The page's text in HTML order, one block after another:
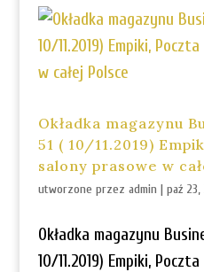
Okładka magazynu
51 ( 10/11.2019)
salony prasowe w
utworzone przez admin | paź 23,
Okładka magazynu
10/11.2019) Empiki,